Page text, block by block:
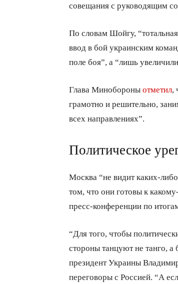
совещания с руководящим
По словам Шойгу,
ввод в бой украинским
поле боя”, а “лишь
Глава Минобороны отметил
грамотно и решительно,
всех направлениях”.
Политическое
Москва “не видит каких-
том, что они готовы к
пресс-конференции по
“Для того, чтобы
стороны танцуют не танго,
президент Украины
переговоры с Россией. “А